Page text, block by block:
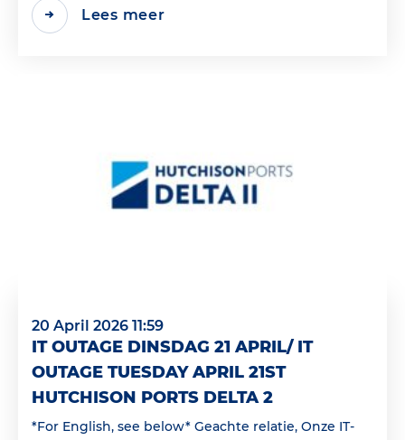
Lees meer
20 April 2026 11:59
IT OUTAGE DINSDAG 21 APRIL/ IT
OUTAGE TUESDAY APRIL 21ST
HUTCHISON PORTS DELTA 2
*For English, see below* Geachte relatie, Onze IT-